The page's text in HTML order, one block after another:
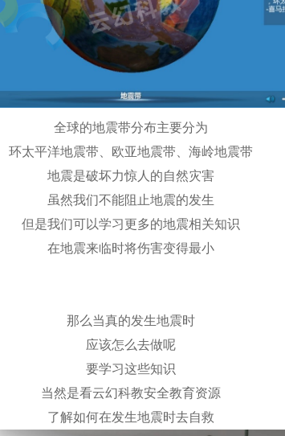
全球的地震带分布主要分为
环太平洋地震带、欧亚地震带、海岭地震带
地震是破坏力惊人的自然灾害
虽然我们不能阻止地震的发生
但是我们可以学习更多的地震相关知识
在地震来临时将伤害变得最小
那么当真的发生地震时
应该怎么去做呢
要学习这些知识
当然是看云幻科教安全教育资源
了解如何在发生地震时去自救